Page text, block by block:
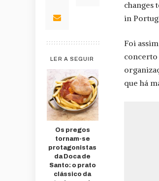
LER A SEGUIR
Os pregos
tornam-se
protagonistas
da Doca de
Santo: o prato
clássico da
changes
in
Foi
concerto
que há